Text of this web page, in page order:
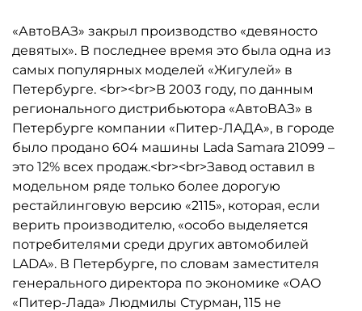
«АвтоВАЗ» закрыл производство «девяносто
девятых». В последнее время это была одна из
самых популярных моделей «Жигулей» в
Петербурге. <br><br>В 2003 году, по данным
регионального дистрибьютора «АвтоВАЗ» в
Петербурге компании «Питер-ЛАДА», в городе
было продано 604 машины Lada Samara 21099 –
это 12% всех продаж.<br><br>Завод оставил в
модельном ряде только более дорогую
рестайлинговую версию «2115», которая, если
верить производителю, «особо выделяется
потребителями среди других автомобилей
LADA». В Петербурге, по словам заместителя
генерального директора по экономике «ОАО
«Питер-Лада» Людмилы Стурман, 115 не